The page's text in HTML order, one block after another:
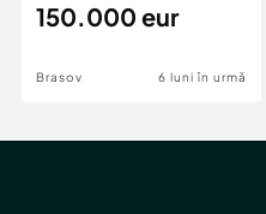
teren,deschidere Pia
150.000 eur
Brasov 6 luni în urmă